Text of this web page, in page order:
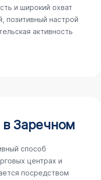
и широкий охват
позитивный настрой
активность
в Заречном
способ
центрах и
посредством